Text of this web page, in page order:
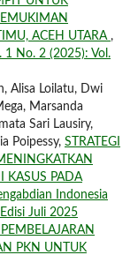
ACEH UTARA ,
1 No. 2 (2025): Vol.
Alisa Loilatu, Dwi
Marsanda
Sari Lausiry,
Poipessy, STRATEGI
KASUS PADA
Indonesia
Juli 2025
PKN UNTUK